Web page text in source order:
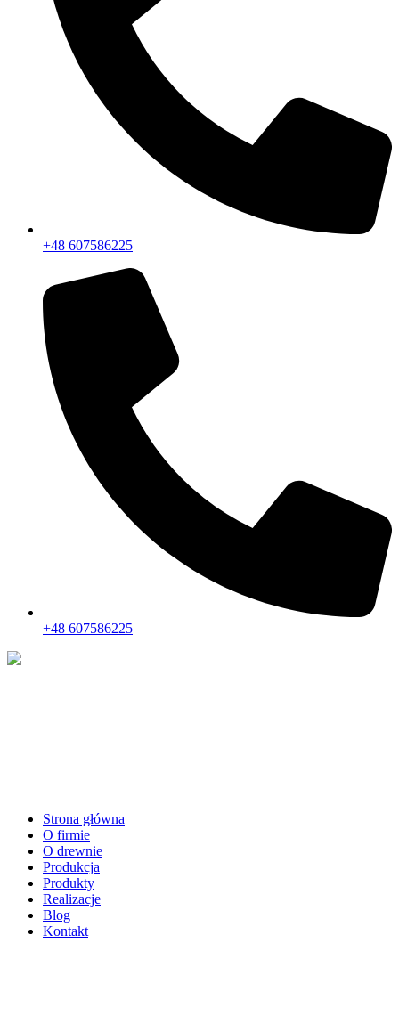
+48 607586225
+48 607586225
Strona główna
O firmie
O drewnie
Produkcja
Produkty
Realizacje
Blog
Kontakt